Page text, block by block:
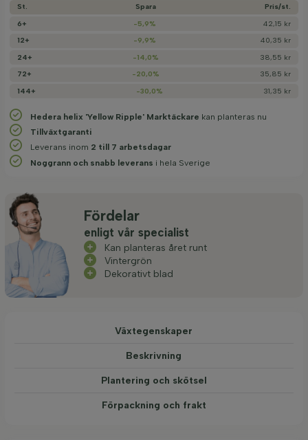
St. Spara
Pris/­st.
6+
-5,9%
42,15 kr
12+
-9,9%
40,35 kr
24+
-14,0%
38,55 kr
72+
-20,0%
35,85 kr
144+
-30,0% 31,35 kr
Hedera helix 'Yellow Ripple' Marktäckare kan planteras nu
Tillväxtgaranti
Leverans inom 2 till 7 arbetsdagar
Noggrann och snabb leverans i hela Sverige
Fördelar
enligt vår specialist
Kan planteras året runt
Vintergrön
Dekorativt blad
Växtegenskaper
Beskrivning
Plantering och skötsel
Förpackning och frakt